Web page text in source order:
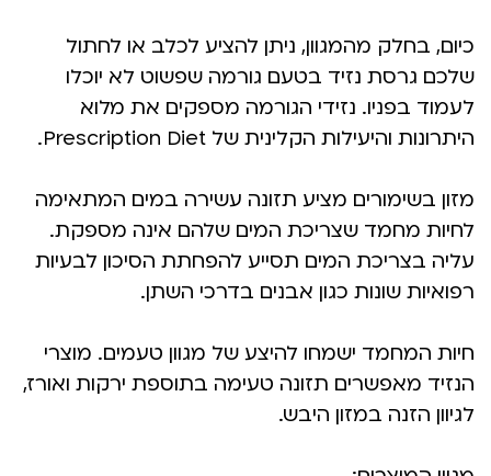
כיום, בחלק מהמגוון, ניתן להציע לכלב או לחתול
שלכם גרסת נזיד בטעם גורמה שפשוט לא יוכלו
לעמוד בפניו. נזידי הגורמה מספקים את מלוא
היתרונות והיעילות הקלינית של Prescription Diet.
מזון בשימורים מציע תזונה עשירה במים המתאימה
לחיות מחמד שצריכת המים שלהם אינה מספקת.
עליה בצריכת המים תסייע להפחתת הסיכון לבעיות
רפואיות שונות כגון אבנים בדרכי השתן.
חיות המחמד ישמחו להיצע של מגוון טעמים. מוצרי
הנזיד מאפשרים תזונה טעימה בתוספת ירקות ואורז,
לגיוון הזנה במזון היבש.